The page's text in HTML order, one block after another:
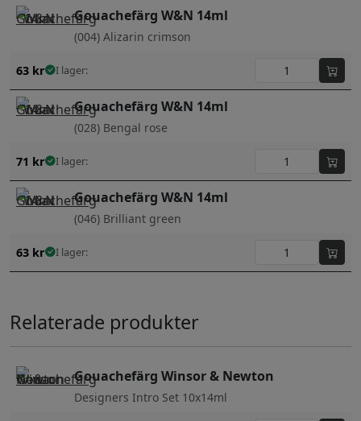
Gouachefärg W&N 14ml
(004) Alizarin crimson
63 kr I lager:
Gouachefärg W&N 14ml
(028) Bengal rose
71 kr I lager:
Gouachefärg W&N 14ml
(046) Brilliant green
63 kr I lager:
Relaterade produkter
Gouachefärg Winsor & Newton
Designers Intro Set 10x14ml